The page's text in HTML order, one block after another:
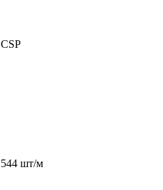
CSP
544 шт/м